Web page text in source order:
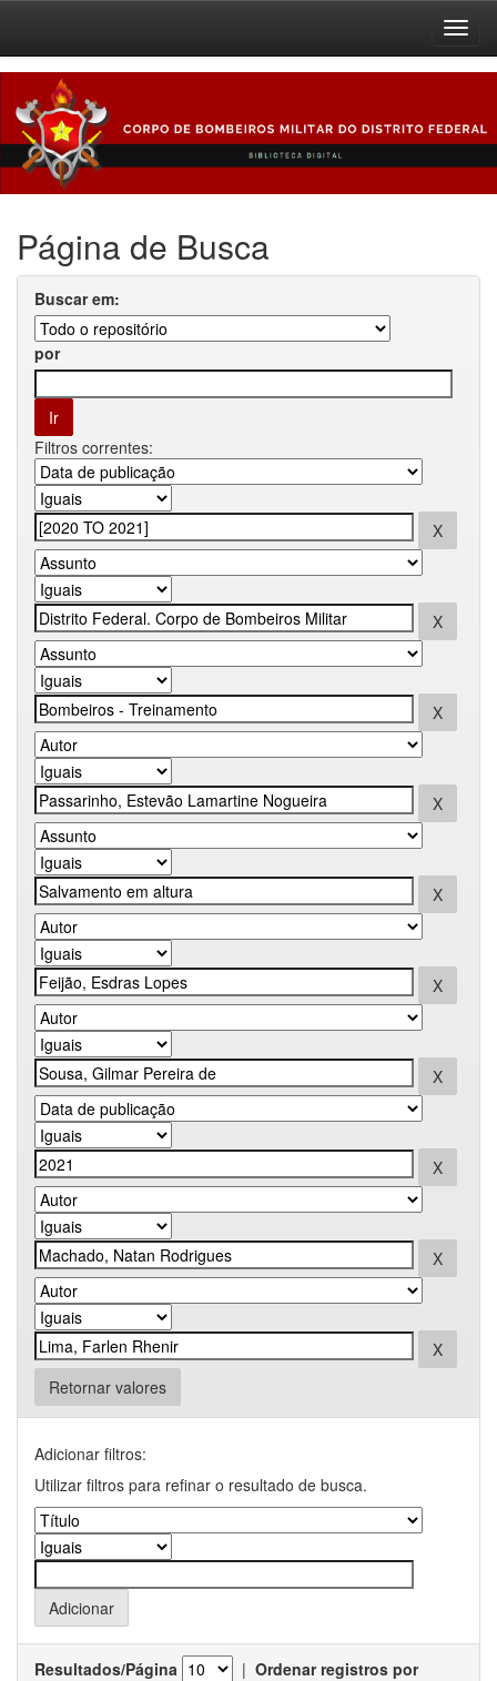
navigation
Página de Busca
Buscar em:
por
Filtros correntes:
Retornar valores
Adicionar filtros:
Utilizar filtros para refinar o resultado de busca.
Resultados/Página | Ordenar registros por